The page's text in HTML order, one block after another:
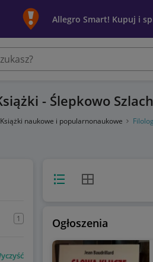
Allegro Smart! Kupuj i
- Ślepkowo
Książki naukowe i popularnonaukowe
1
Widok listyWidok siatki
Ogłoszenia